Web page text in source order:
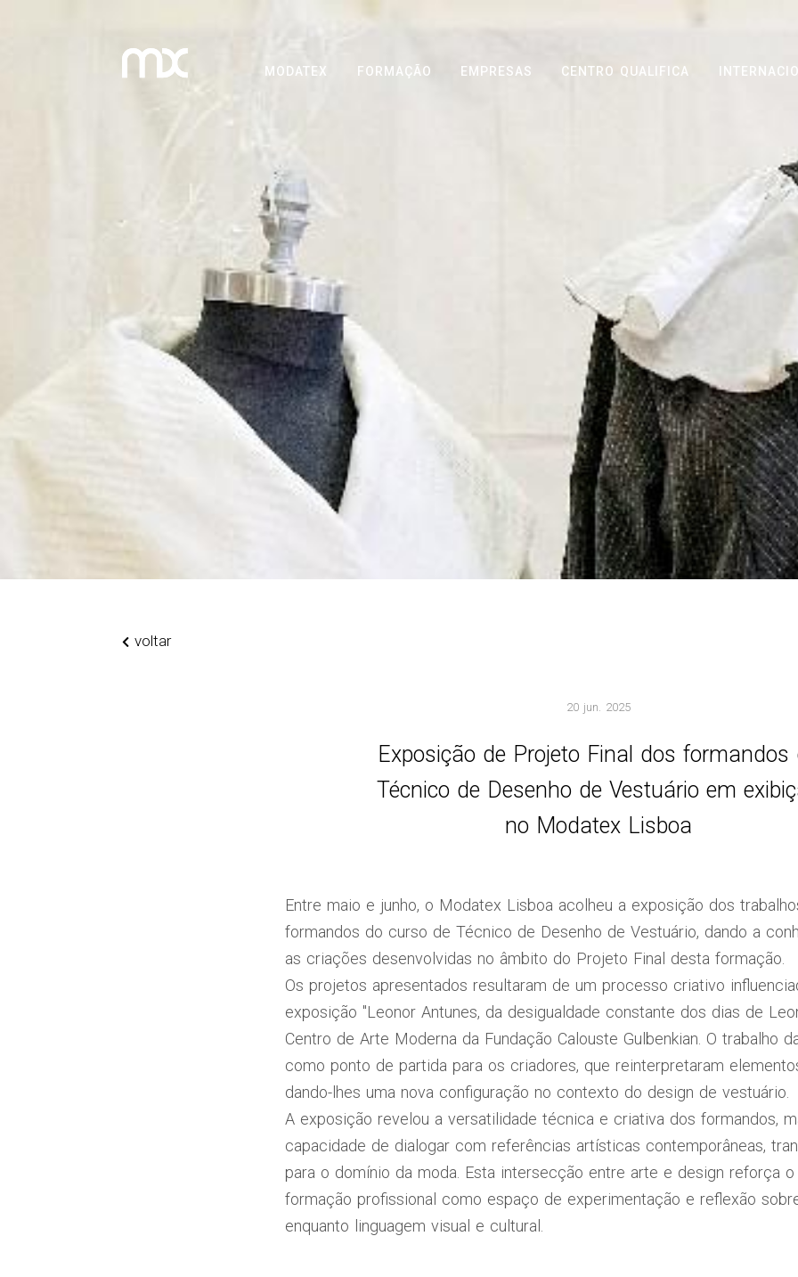
MODATEX FORMAÇÃO EMPRESAS CENTRO QUALIFICA
voltar
20 jun. 2025
Exposição de Projeto Final dos formandos
Técnico de Desenho de Vestuário em
no Modatex Lisboa
Entre maio e junho, o Modatex Lisboa acolheu a exposição dos
formandos do curso de Técnico de Desenho de Vestuário, dando a
as criações desenvolvidas no âmbito do Projeto Final desta formação.
Os projetos apresentados resultaram de um processo criativo
exposição "Leonor Antunes, da desigualdade constante dos dias de
Centro de Arte Moderna da Fundação Calouste Gulbenkian. O trabalho
como ponto de partida para os criadores, que reinterpretaram
dando-lhes uma nova configuração no contexto do design de vestuário.
A exposição revelou a versatilidade técnica e criativa dos formandos,
capacidade de dialogar com referências artísticas contemporâneas,
para o domínio da moda. Esta intersecção entre arte e design reforça o
formação profissional como espaço de experimentação e reflexão
enquanto linguagem visual e cultural.